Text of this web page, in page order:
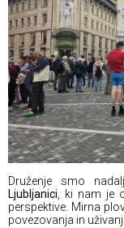
Druženje smo
Ljubljanici, ki nam je
perspektive. Mirna
povezovanja in